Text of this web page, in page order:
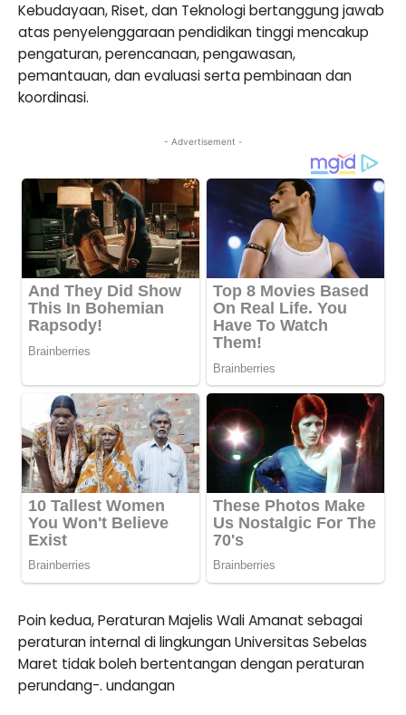
Kebudayaan, Riset, dan Teknologi bertanggung jawab
atas penyelenggaraan pendidikan tinggi mencakup
pengaturan, perencanaan, pengawasan,
pemantauan, dan evaluasi serta pembinaan dan
koordinasi.
- Advertisement -
Poin kedua, Peraturan Majelis Wali Amanat sebagai
peraturan internal di lingkungan Universitas Sebelas
Maret tidak boleh bertentangan dengan peraturan
perundang-. undangan